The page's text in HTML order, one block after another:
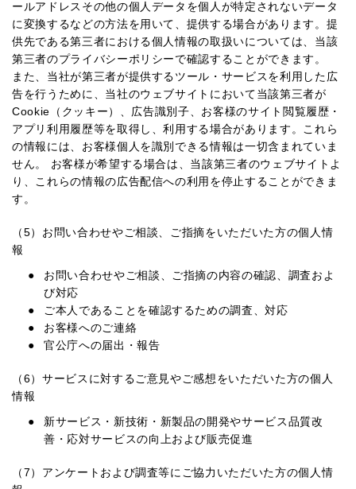
ールアドレスその他の個人データを個人が特定されないデータ
に変換するなどの方法を用いて、提供する場合があります。提
供先である第三者における個人情報の取扱いについては、当該
第三者のプライバシーポリシーで確認することができます。
また、当社が第三者が提供するツール・サービスを利用した広
告を行うために、当社のウェブサイトにおいて当該第三者が
Cookie（クッキー）、広告識別子、お客様のサイト閲覧履歴・
アプリ利用履歴等を取得し、利用する場合があります。これら
の情報には、お客様個人を識別できる情報は一切含まれていま
せん。 お客様が希望する場合は、当該第三者のウェブサイトよ
り、これらの情報の広告配信への利用を停止することができま
す。
（5）お問い合わせやご相談、ご指摘をいただいた方の個人情
報
お問い合わせやご相談、ご指摘の内容の確認、調査およ
び対応
ご本人であることを確認するための調査、対応
お客様へのご連絡
官公庁への届出・報告
（6）サービスに対するご意見やご感想をいただいた方の個人
情報
新サービス・新技術・新製品の開発やサービス品質改
善・応対サービスの向上および販売促進
（7）アンケートおよび調査等にご協力いただいた方の個人情